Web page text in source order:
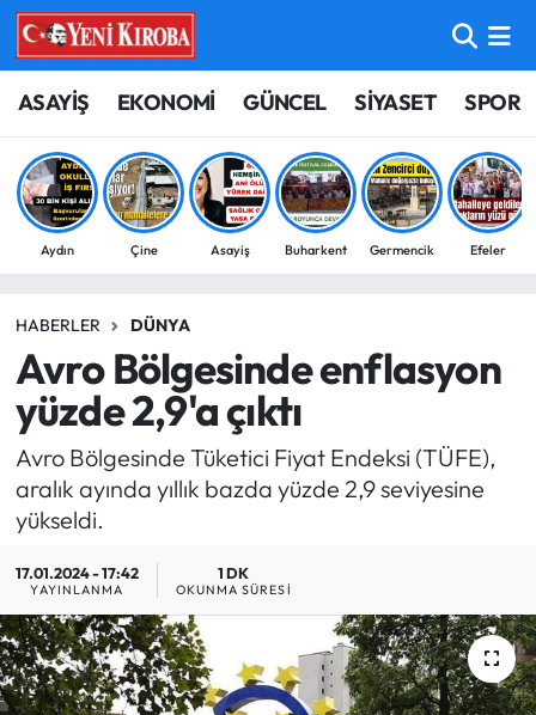
ASAYİŞ EKONOMİ GÜNCEL SİYASET SPOR
Aydın Çine Asayiş Buharkent Germencik Efeler
HABERLER DÜNYA
Avro Bölgesinde enflasyon
yüzde 2,9'a çıktı
Avro Bölgesinde Tüketici Fiyat Endeksi (TÜFE),
aralık ayında yıllık bazda yüzde 2,9 seviyesine
yükseldi.
17.01.2024 - 17:42
YAYINLANMA
1 DK
OKUNMA SÜRESI
ASAYİŞ
BİLİM-TEKNOLOJİ
ÇEVRE
EĞİTİM
EKONOMİ
GÜNCEL
GÜNDEM
MAGAZİN
SAĞLIK
SİYASET
Aydın Nöbetçi Eczaneler
Aydın Hava Durumu
Aydin Namaz Vakitleri
Süper Lig Puan Durumu ve Fikstür
Tüm Manşetler
Son Dakika Haberleri
Haber Arşivi